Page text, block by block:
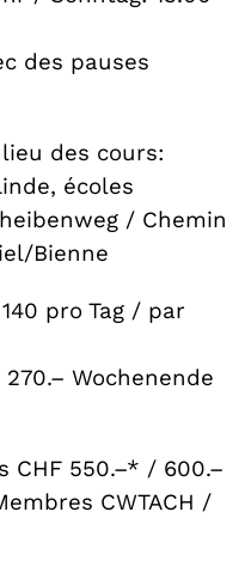
des pauses
des cours:
écoles
/ Chemin
Bienne
pro Tag / par
Wochenende
CHF 550.–* / 600.–
CWTACH /